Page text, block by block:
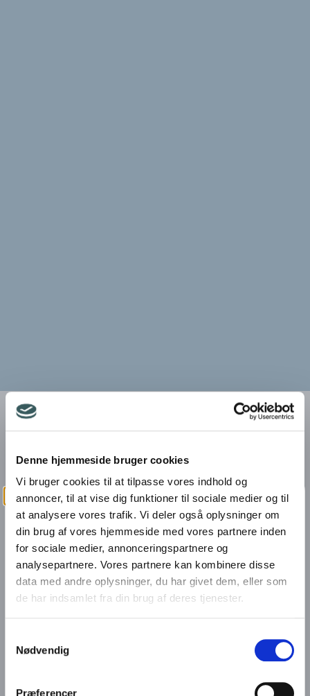
Denne hjemmeside bruger cookies
Vi bruger cookies til at tilpasse vores indhold og
annoncer, til at vise dig funktioner til sociale medier og til
at analysere vores trafik. Vi deler også oplysninger om
din brug af vores hjemmeside med vores partnere inden
for sociale medier, annonceringspartnere og
analysepartnere. Vores partnere kan kombinere disse
data med andre oplysninger, du har givet dem, eller som
de har indsamlet fra din brug af deres tjenester.
Nødvendig
Præferencer
Hjem
Her kan du se, hvem der var nomineret i
kategorien og hvilken iværksætter, der løb
med årets iværksætterpris.
Nyhedsbrevs tilmelding
Tilmeld dig vores nyhedsbrev, og bliv
arrangementer og tilbud samt hvad der
sker hos os i Business Randers.